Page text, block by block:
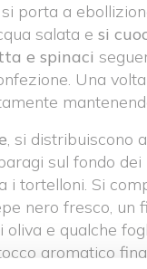
porta a
salata e si
e spinaci
Una
, si distribuiscono
sul fondo
i tortelloni. Si
nero fresco, un
oliva e qualche
aromatico